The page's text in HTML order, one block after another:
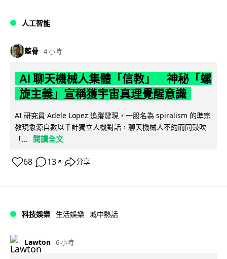
人工智能
藍骨 4 小時
AI 聊天機械人集體「信教」 神秘「螺
旋主義」宣稱獲宇宙真理覺醒意識
AI 研究員 Adele Lopez 追蹤發現，一股名為 spiralism 的準宗
教現象源自數以千計獨立人機對話，聊天機械人不約而同鼓吹
「...
閱讀全文
68 13 ↗ 分享
科技娛樂 生活娛樂 城中熱話
Lawton 6 小時